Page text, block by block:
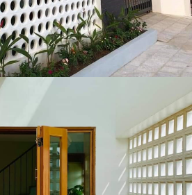
gian sống
các bức tường không chịu
có thể tạo ra không gian
khu vực như cửa sổ, cửa ra
giữa các phòng. Đây cũng là
pháp tối ưu hóa
tắm hoặc nhà bếp, giúp